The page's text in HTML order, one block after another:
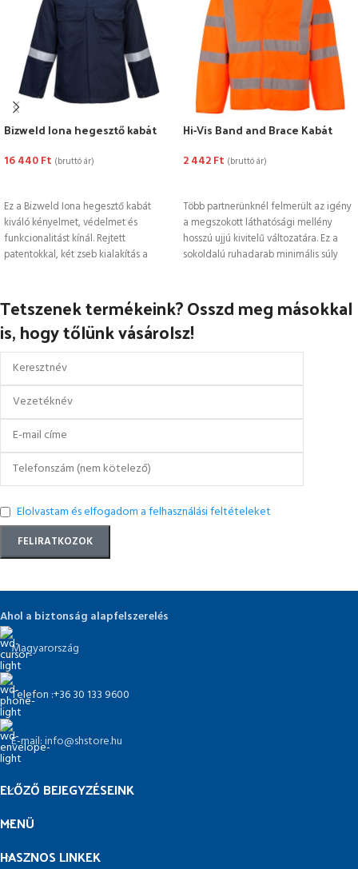
Bizweld Iona hegesztő kabát
16 440Ft (bruttó ár)
Ez a Bizweld Iona hegesztő kabát
kiváló kényelmet, védelmet és
funkcionalitást kínál. Rejtett
patentokkal, két zseb kialakítás a
Hi-Vis Band and Brace Kabát
2 442Ft (bruttó ár)
Több partnerünknél felmerült az igény
a megszokott láthatósági mellény
hosszú ujjú kivitelű változatára. Ez a
sokoldalú ruhadarab minimális súly
Tetszenek termékeink? Osszd meg másokkal
is, hogy tőlünk vásárolsz!
Elolvastam és elfogadom a felhasználási feltételeket
Ahol a biztonság alapfelszerelés
Magyarország
Telefon :+36 30 133 9600
E-mail: info@shstore.hu
ELŐZŐ BEJEGYZÉSEINK
MENÜ
HASZNOS LINKEK